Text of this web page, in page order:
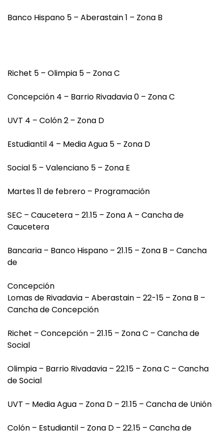
Banco Hispano 5 – Aberastain 1 – Zona B
Richet 5 – Olimpia 5 – Zona C
Concepción 4 – Barrio Rivadavia 0 – Zona C
UVT 4 – Colón 2 – Zona D
Estudiantil 4 – Media Agua 5 – Zona D
Social 5 – Valenciano 5 – Zona E
Martes 11 de febrero – Programación
SEC – Caucetera – 21.15 – Zona A – Cancha de
Caucetera
Bancaria – Banco Hispano – 21.15 – Zona B – Cancha
de
Concepción
Lomas de Rivadavia – Aberastain – 22-15 – Zona B –
Cancha de Concepción
Richet – Concepción – 21.15 – Zona C – Cancha de
Social
Olimpia – Barrio Rivadavia – 22.15 – Zona C – Cancha
de Social
UVT – Media Agua – Zona D – 21.15 – Cancha de Unión
Colón – Estudiantil – Zona D – 22.15 – Cancha de